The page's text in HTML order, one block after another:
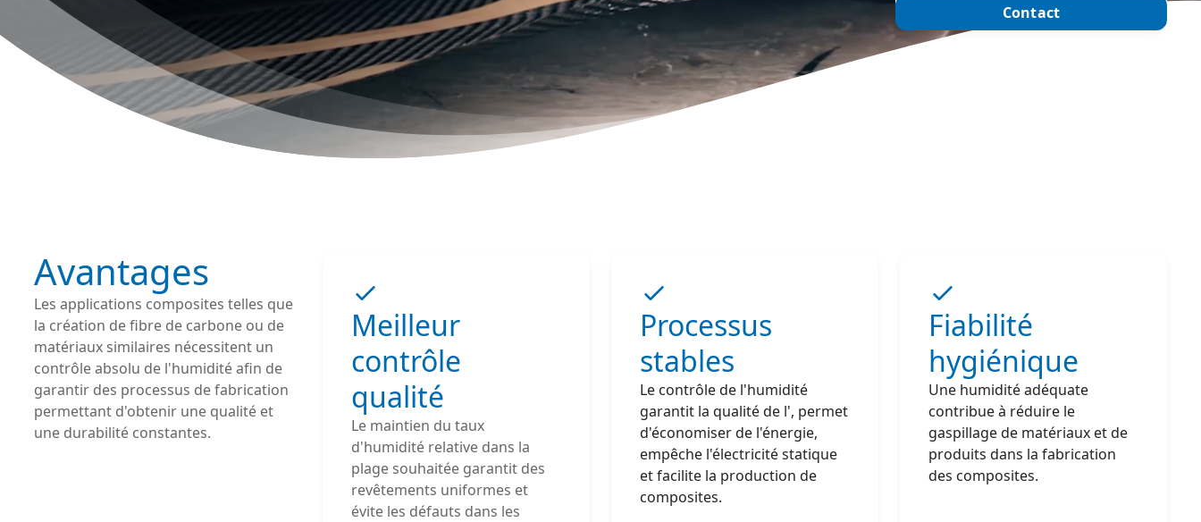
Contact
Avantages
Les applications composites telles que
la création de fibre de carbone ou de
matériaux similaires nécessitent un
contrôle absolu de l'humidité afin de
garantir des processus de fabrication
permettant d'obtenir une qualité et
une durabilité constantes.
Meilleur
contrôle
qualité
Le maintien du taux
d'humidité relative dans la
plage souhaitée garantit des
revêtements uniformes et
évite les défauts dans les
Processus
stables
Le contrôle de l'humidité
garantit la qualité de l', permet
d'économiser de l'énergie,
empêche l'électricité statique
et facilite la production de
composites.
Fiabilité
hygiénique
Une humidité adéquate
contribue à réduire le
gaspillage de matériaux et de
produits dans la fabrication
des composites.